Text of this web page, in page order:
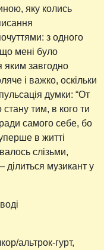
яку колись
з одного
мені було
яким завгодно
і важко, оскільки
думки: “От
тим, в кого ти
самого себе, бо
в житті
слізьми,
музикант у
альтрок-гурт,